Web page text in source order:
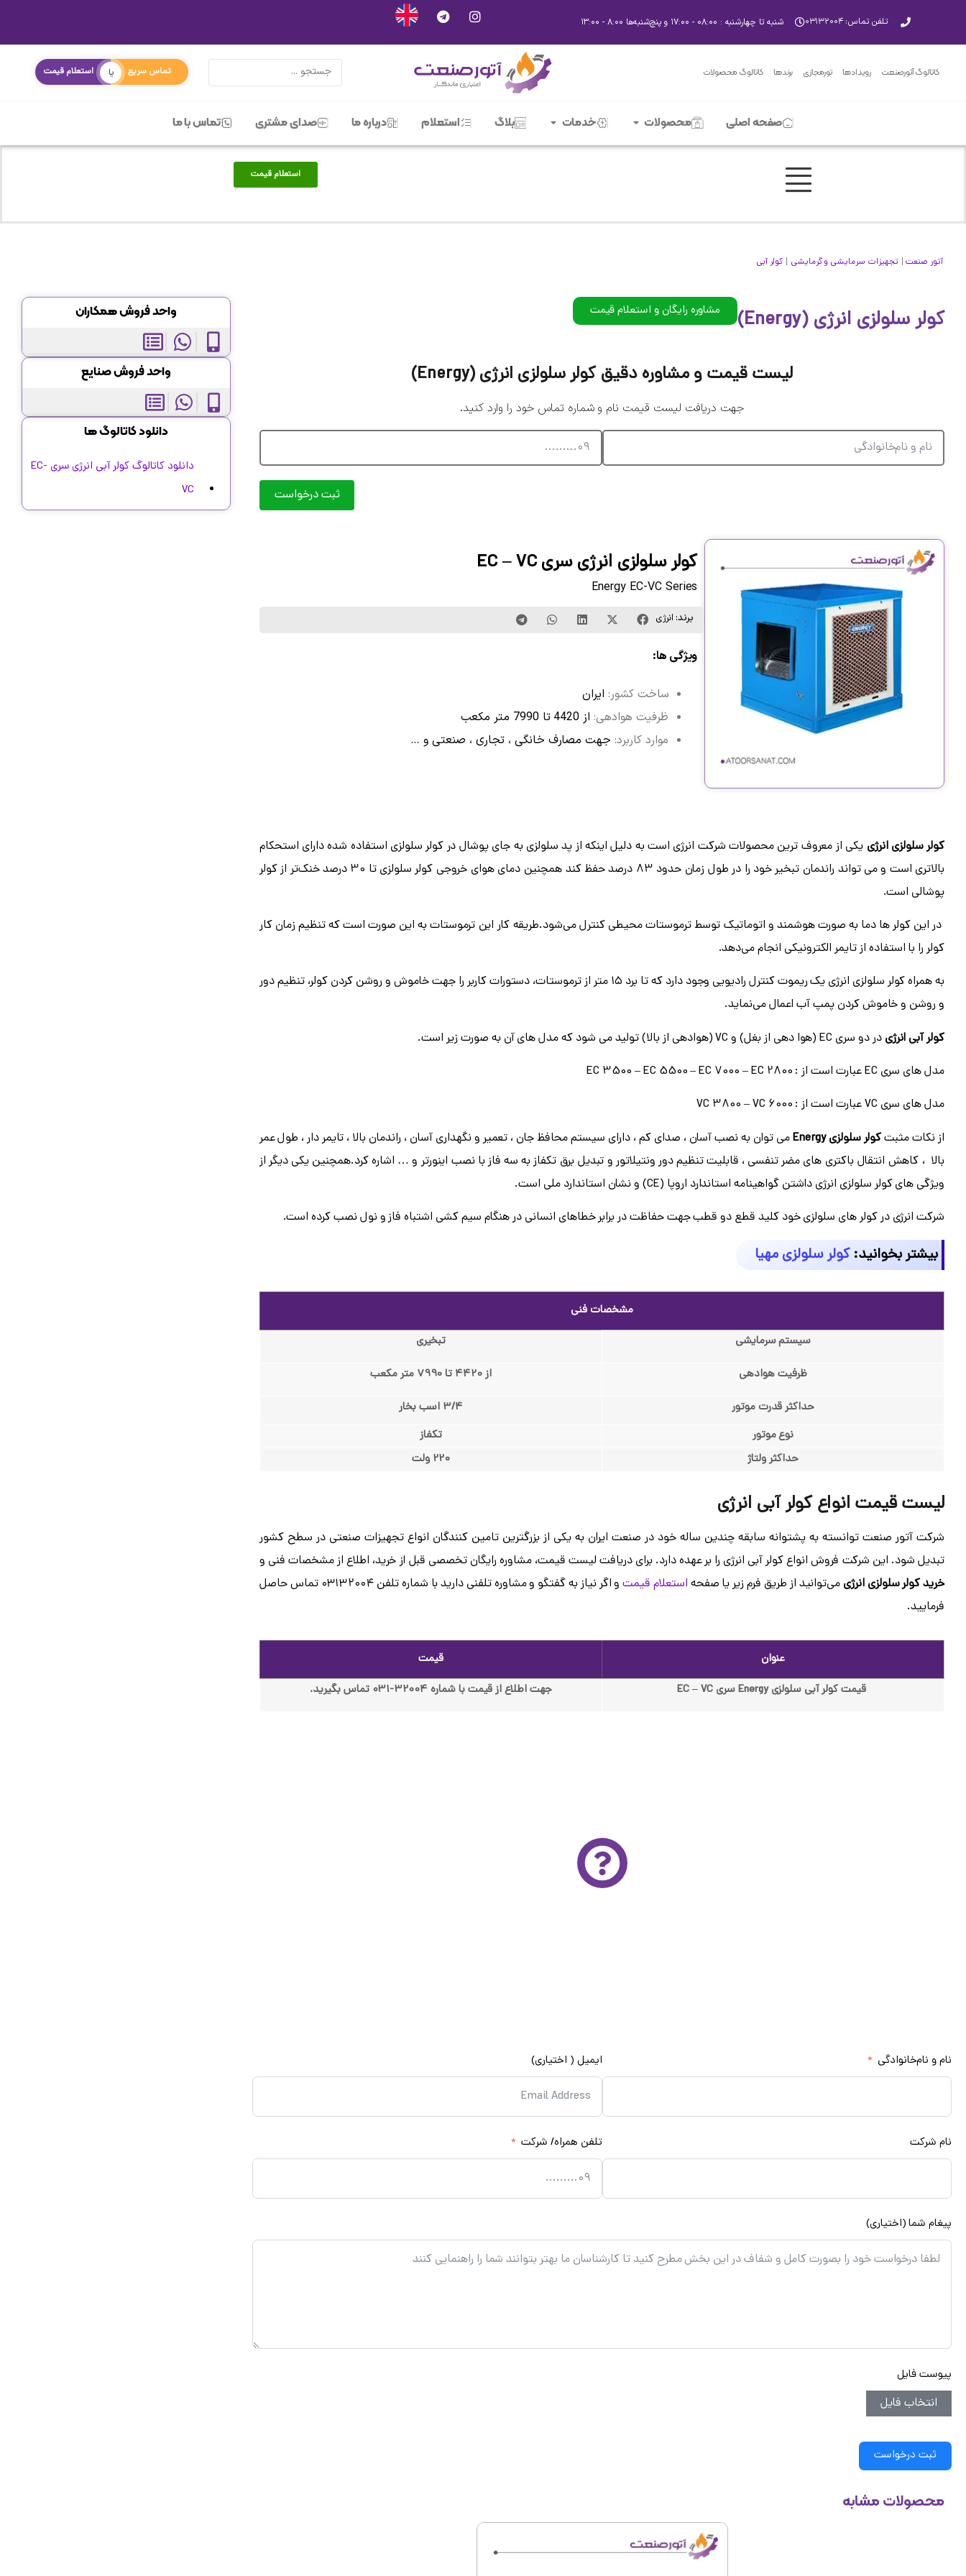
تلفن تماس: ۰۳۱۳۲۰۰۴ شنبه تا چهارشنبه : ۰۸:۰۰ - ۱۷:۰۰ و پنچ‌شنبه‌ها ۸:۰۰ - ۱۳:۰۰
کاتالوگ آتورصنعت رویدادها تورمجازی برندها کاتالوگ محصولات استعلام قیمت یا تماس سریع
صفحه اصلی محصولات خدمات بلاگ استعلام درباره ما صدای مشتری تماس با ما
استعلام قیمت
آتور صنعت|تجهیزات سرمایشی و گرمایشی |کولر آبی
کولر سلولزی انرژی (Energy) مشاوره رایگان و استعلام قیمت
لیست قیمت و مشاوره دقیق کولر سلولزی انرژی (Energy)
جهت دریافت لیست قیمت نام و شماره تماس خود را وارد کنید.
ثبت درخواست
کولر سلولزی انرژی سری EC – VC
Energy EC-VC Series
برند: انرژی
ویژگی ها:
ساخت کشور: ایران
ظرفیت هوادهی: از 4420 تا 7990 متر مکعب
موارد کاربرد: جهت مصارف خانگی ، تجاری ، صنعتی و …
کولر سلولزی انرژی یکی از معروف ترین محصولات شرکت انرژی است به دلیل اینکه از پد سلولزی به جای پوشال در کولر سلولزی استفاده شده دارای استحکام
بالاتری است و می تواند راندمان تبخیر خود را در طول زمان حدود 83 درصد حفظ کند همچنین دمای هوای خروجی کولر سلولزی تا 30 درصد خنک‌تر از کولر
پوشالی است.
در این کولر ها دما به ‌صورت هوشمند و اتوماتیک توسط ترموستات محیطی کنترل می‌شود.طریقه کار این ترموستات به این صورت است که تنظیم زمان کار
کولر را با استفاده از تایمر الکترونیکی انجام می‌دهد.
به همراه کولر سلولزی انرژی یک ریموت کنترل رادیویی وجود دارد که تا برد ۱۵ متر از ترموستات، دستورات کاربر را جهت خاموش و روشن کردن کولر، تنظیم دور
و روشن و خاموش کردن پمپ آب اعمال می‌نماید.
کولر آبی انرژی در دو سری EC(هوا دهی از بغل) و VC(هوادهی از بالا) تولید می شود که مدل های آن به صورت زیر است.
مدل های سری ECعبارت است از :
EC 3500 – EC 5500 – EC 7000 – EC 2800
مدل های سری VCعبارت است از :
VC 3800 – VC 6000
از نکات مثبتکولر سلولزی Energy
می توان به نصب آسان ، صدای کم ، دارای سیستم محافظ جان ، تعمیر و نگهداری آسان ، راندمان بالا ، تایمر دار ، طول عمر
بالا ، کاهش انتقال باکتری های مضر تنفسی ، قابلیت تنظیم دور ونتیلاتور و تبدیل برق تکفاز به سه فاز با نصب اینورتر و … اشاره کرد.همچنین یکی دیگر از
ویژگی های کولر سلولزی انرژی داشتن گواهینامه استاندارد اروپا (CE) و نشان استاندارد ملی است.
شرکت انرژی در کولر های سلولزی خود کلید قطع دو قطب جهت حفاظت در برابر خطاهای انسانی در هنگام سیم کشی اشتباه فاز و نول نصب کرده است.
بیشتر بخوانید:کولر سلولزی مهیا
مشخصات فنی
سیستم سرمایشی
تبخیری
ظرفیت هوادهی
از 4420 تا 7990 متر مکعب
حداکثر قدرت موتور
3/4 اسب بخار
نوع موتور
تکفاز
حداکثر ولتاژ
220 ولت
لیست قیمت انواع کولر آبی انرژی
شرکت آتور صنعت توانسته به پشتوانه سابقه چندین ساله خود در صنعت ایران به یکی از بزرگترین تامین کنندگان انواع تجهیزات صنعتی در سطح کشور
تبدیل شود. این شرکت فروش انواع کولر آبی انرژی را بر عهده دارد. برای دریافت لیست قیمت، مشاوره رایگان تخصصی قبل از خرید، اطلاع از مشخصات فنی و
خرید کولر سلولزی انرژی می‌توانید از طریق فرم زیر یا صفحه استعلام قیمت
و اگر نیاز به گفتگو و مشاوره تلفنی دارید با شماره تلفن ۰۳۱۳۲۰۰۴ تماس حاصل
فرمایید.
عنوان
قیمت
قیمت کولر آبی سلولزی Energy سری EC – VC
جهت اطلاع از قیمت با شماره 32004-031 تماس بگیرید.
مشاوره رایگان
نام و نام‌خانوادگی ایمیل ( اختیاری)
نام شرکت تلفن همراه/ شرکت
پیغام شما (اختیاری)
پیوست فایل
انتخاب فایل
ثبت درخواست
محصولات مشابه
واحد فروش همکاران
واحد فروش صنایع
دانلود کاتالوگ ها
دانلود کاتالوگ کولر آبی انرژی سری EC-
VC